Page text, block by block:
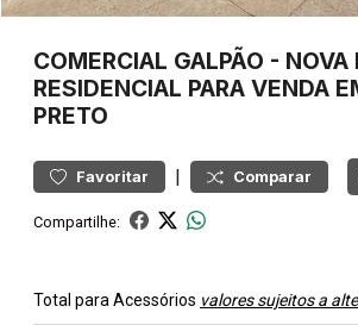
COMERCIAL GALPÃO - NOVA
RESIDENCIAL PARA VENDA
PRETO
Favoritar | Comparar
Compartilhe:
Total para Acessórios valores sujeitos a